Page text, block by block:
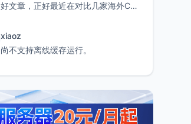
好文章，正好最近在对比几家海外CDN。文中提到CF免费版不支持自定义回源端口和HOST这个痛点太真实
xiaoz
尚不支持离线缓存运行。